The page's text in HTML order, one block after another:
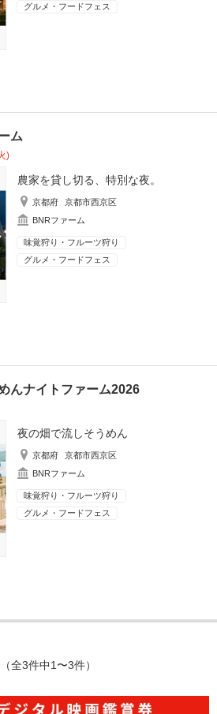
グルメ・フードフェス
ム
)
農家を貸し切る、特別な夜。
京都府
京都市西京区
BNRファーム
味覚狩り・フルーツ狩り
グルメ・フードフェス
んナイトファーム2026
夜の畑で流しそうめん
京都府
京都市西京区
BNRファーム
味覚狩り・フルーツ狩り
グルメ・フードフェス
（全3件中1〜3件）